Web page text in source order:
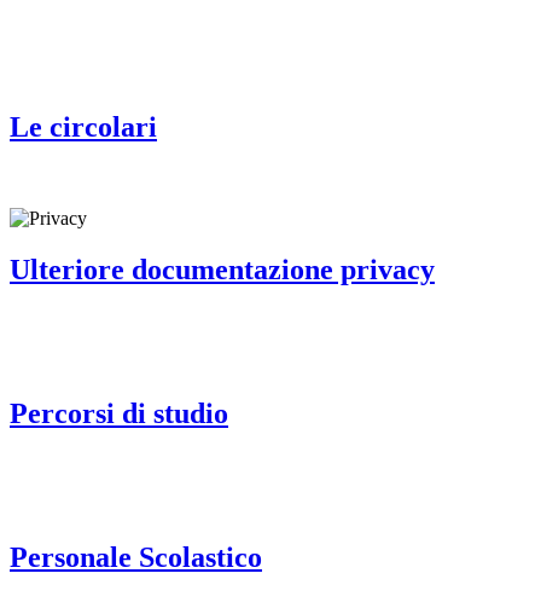
Le circolari
Ulteriore documentazione privacy
Percorsi di studio
Personale Scolastico